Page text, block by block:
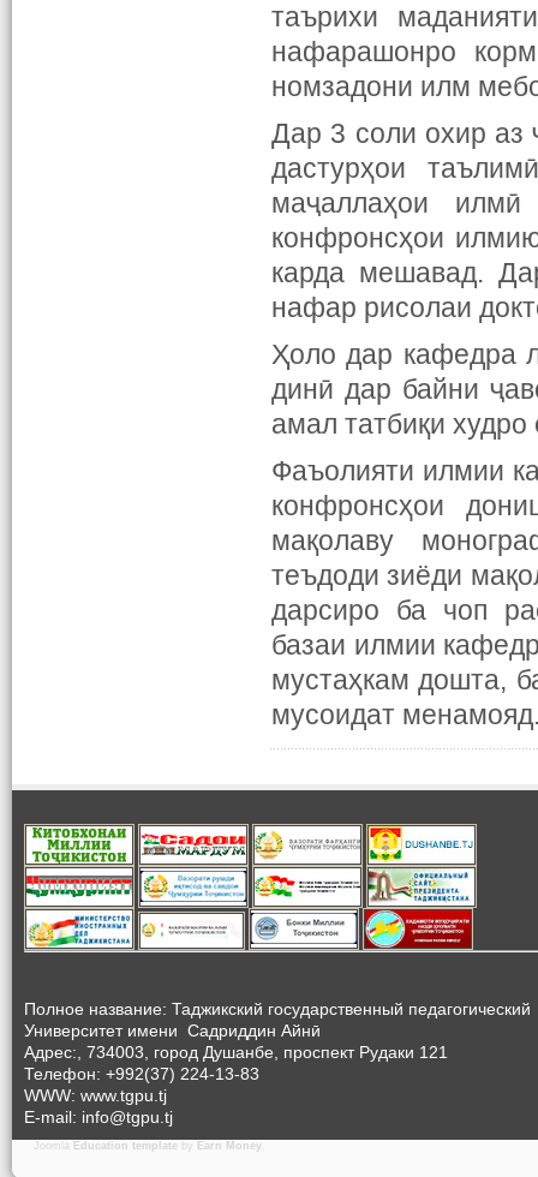
таърихи
нафарашонро
номзадони илм
Дар 3 соли охир аз
дастурҳои
маҷаллаҳои
конфронсҳои
карда мешавад.
нафар рисолаи
Ҳоло дар кафедра
динӣ дар байни
амал татбиқи худро
Фаъолияти илмии
конфронсҳои
мақолаву
теъдоди зиёди
дарсиро ба чоп
базаи илмии
мустаҳкам дошта,
мусоидат
Полное название: Таджикский государственный педагогический
Университет имени Садриддин Айнӣ
Адрес:, 734003, город Душанбе, проспект Рудаки 121
Телефон: +992(37) 224-13-83
WWW: www.tgpu.tj
E-mail: info@tgpu.tj
Joomla Education template by Earn Money.